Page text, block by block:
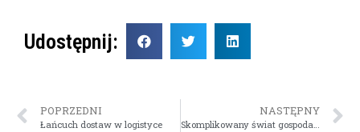
Udostępnij:
POPRZEDNI
Łańcuch dostaw w logistyce
NASTĘPNY
Skomplikowany świat gospodarki magazynowej – klasy magazynów